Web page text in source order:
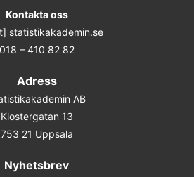
Kontakta oss
statistikakademin.se
018 – 410 82 82
Adress
AB
Klostergatan 13
753 21 Uppsala
Nyhetsbrev